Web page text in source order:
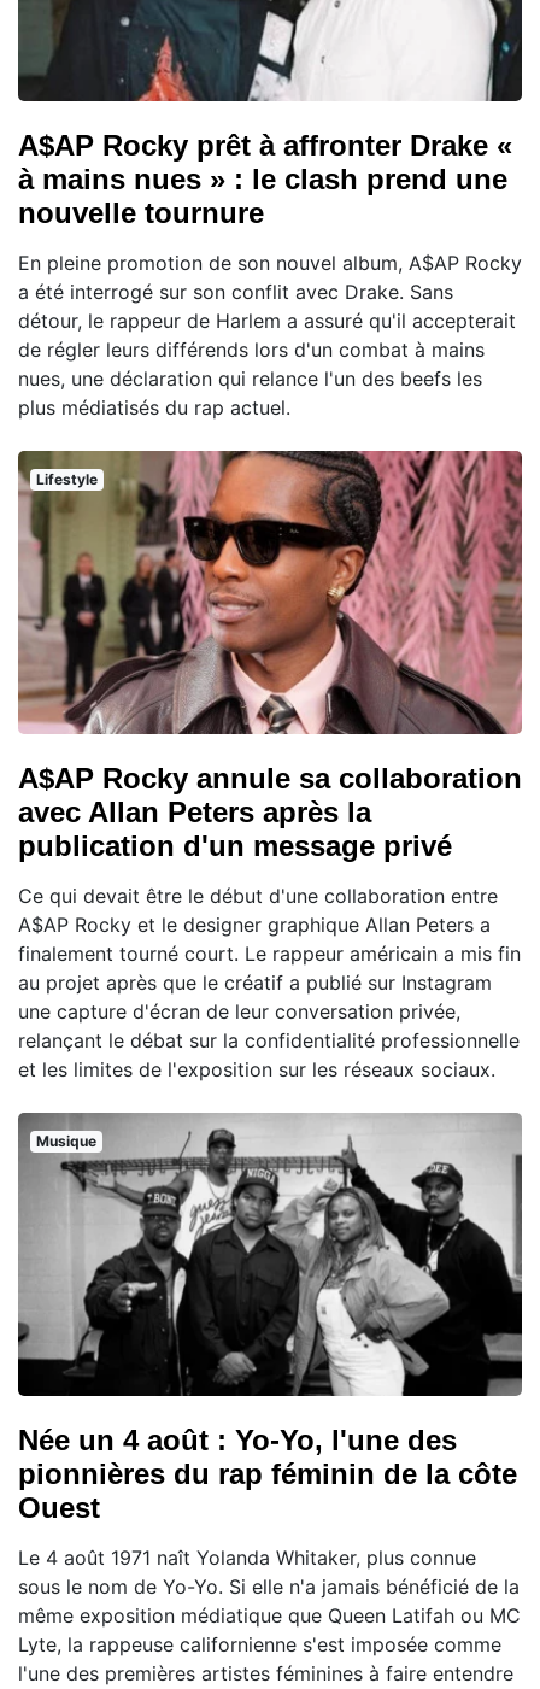
A$AP Rocky prêt à affronter Drake «
à mains nues » : le clash prend une
nouvelle tournure
En pleine promotion de son nouvel album, A$AP Rocky
a été interrogé sur son conflit avec Drake. Sans
détour, le rappeur de Harlem a assuré qu'il accepterait
de régler leurs différends lors d'un combat à mains
nues, une déclaration qui relance l'un des beefs les
plus médiatisés du rap actuel.
Lifestyle
A$AP Rocky annule sa collaboration
avec Allan Peters après la
publication d'un message privé
Ce qui devait être le début d'une collaboration entre
A$AP Rocky et le designer graphique Allan Peters a
finalement tourné court. Le rappeur américain a mis fin
au projet après que le créatif a publié sur Instagram
une capture d'écran de leur conversation privée,
relançant le débat sur la confidentialité professionnelle
et les limites de l'exposition sur les réseaux sociaux.
Musique
Née un 4 août : Yo-Yo, l'une des
pionnières du rap féminin de la côte
Ouest
Le 4 août 1971 naît Yolanda Whitaker, plus connue
sous le nom de Yo-Yo. Si elle n'a jamais bénéficié de la
même exposition médiatique que Queen Latifah ou MC
Lyte, la rappeuse californienne s'est imposée comme
l'une des premières artistes féminines à faire entendre